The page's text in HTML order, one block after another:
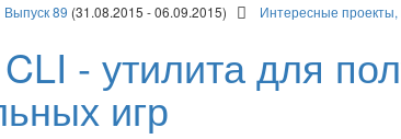
Выпуск 89 (31.08.2015 - 06.09.2015) Интересные проекты,
- утилита для
игр